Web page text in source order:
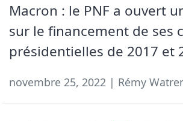
Macron : le PNF a ouvert
sur le financement de ses
présidentielles de 2017 et
novembre 25, 2022 | Rémy